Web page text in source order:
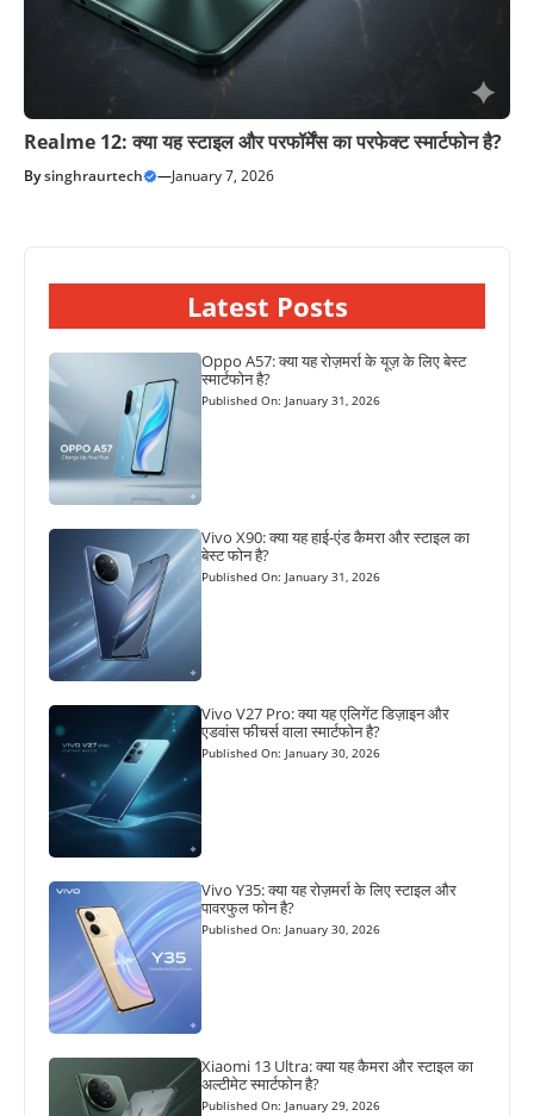
Realme 12: क्या यह स्टाइल और परफॉर्मेंस का परफेक्ट स्मार्टफोन है?
Bysinghraurtech —January 7, 2026
Latest Posts
Oppo A57: क्या यह रोज़मर्रा के यूज़ के लिए बेस्ट
स्मार्टफोन है?
Published On: January 31, 2026
Vivo X90: क्या यह हाई-एंड कैमरा और स्टाइल का
बेस्ट फोन है?
Published On: January 31, 2026
Vivo V27 Pro: क्या यह एलिगेंट डिज़ाइन और
एडवांस फीचर्स वाला स्मार्टफोन है?
Published On: January 30, 2026
Vivo Y35: क्या यह रोज़मर्रा के लिए स्टाइल और
पावरफुल फोन है?
Published On: January 30, 2026
Xiaomi 13 Ultra: क्या यह कैमरा और स्टाइल का
अल्टीमेट स्मार्टफोन है?
Published On: January 29, 2026